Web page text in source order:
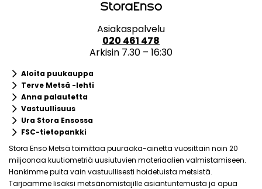
Asiakaspalvelu
020 461 478
Arkisin 7.30 – 16:30
keyboard_arrow_rightAloita puukauppa
keyboard_arrow_rightTerve Metsä -lehti
keyboard_arrow_rightAnna palautetta
keyboard_arrow_rightVastuullisuus
keyboard_arrow_rightUra Stora Ensossa
keyboard_arrow_rightFSC-tietopankki
Stora Enso Metsä toimittaa puuraaka-ainetta vuosittain noin 20
miljoonaa kuutiometriä uusiutuvien materiaalien valmistamiseen.
Hankimme puita vain vastuullisesti hoidetuista metsistä.
Tarjoamme lisäksi metsänomistajille asiantuntemusta ja apua